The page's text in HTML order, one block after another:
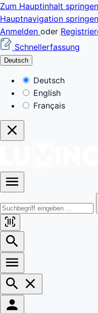
Zum Hauptinhalt springen
Hauptnavigation springen
Anmelden oder
Schnellerfassung
Deutsch
Deutsch
English
Français